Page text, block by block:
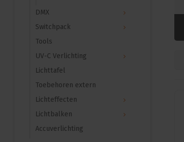
DMX
Switchpack
Tools
UV-C Verlichting
Lichttafel
Toebehoren extern
Lichteffecten
Lichtbalken
Accuverlichting